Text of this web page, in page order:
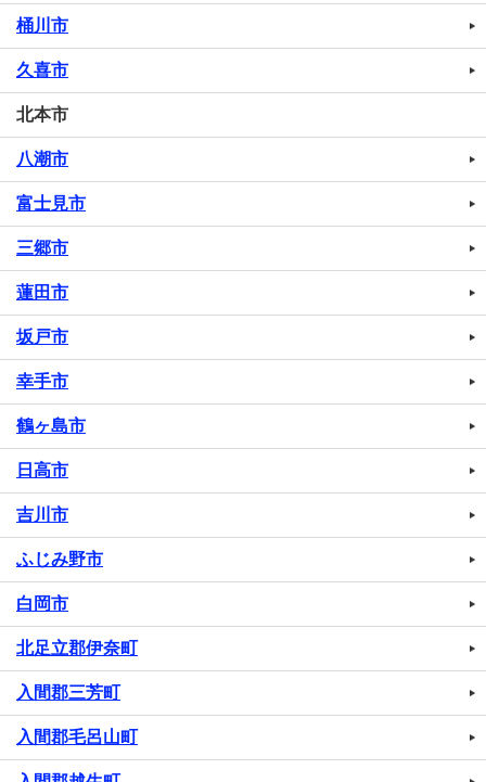
桶川市
久喜市
北本市
八潮市
富士見市
三郷市
蓮田市
坂戸市
幸手市
鶴ヶ島市
日高市
吉川市
ふじみ野市
白岡市
北足立郡伊奈町
入間郡三芳町
入間郡毛呂山町